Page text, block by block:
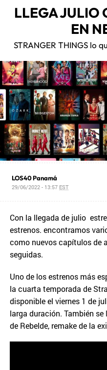
LLEGA JULIO
EN
STRANGER THINGS lo
LOS40 Panamá
29/06/2022 - 13:57 EST
Con la llegada de julio
estrenos. encontramos
como nuevos capítulos de
seguidas.
Uno de los estrenos más
la cuarta temporada de
disponible el viernes 1 de
larga duración. También
de Rebelde, remake de la